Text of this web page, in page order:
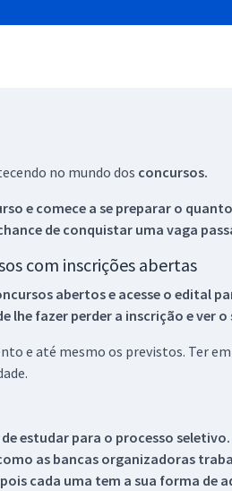
no mundo dos concursos.
e comece a se preparar o
de conquistar uma vaga
com inscrições abertas
abertos e acesse o edital
fazer perder a inscrição e ver
e até mesmo os previstos. Ter
estudar para o processo
as bancas organizadoras
cada uma tem a sua forma de